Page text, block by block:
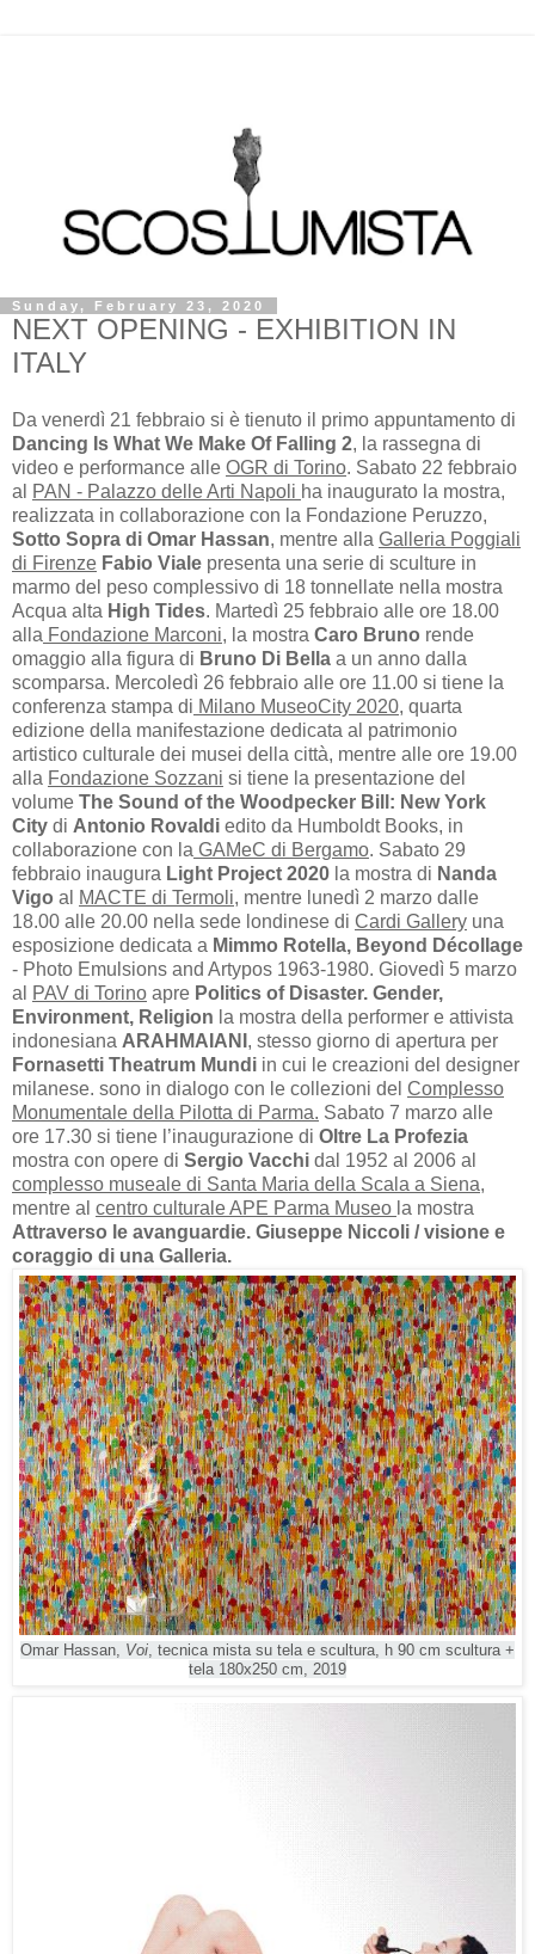
Sunday, February 23, 2020
NEXT OPENING - EXHIBITION IN
ITALY
Da venerdì 21 febbraio si è tienuto il primo appuntamento di
Dancing Is What We Make Of Falling 2, la rassegna di
video e performance alle OGR di Torino. Sabato 22 febbraio
al
PAN - Palazzo delle Arti Napoli ha inaugurato la mostra,
realizzata in collaborazione con la Fondazione Peruzzo,
Sotto Sopra di Omar Hassan, mentre alla Galleria Poggiali
di Firenze Fabio Viale presenta una serie di sculture in
marmo del peso complessivo di 18 tonnellate nella mostra
Acqua alta High Tides. Martedì 25 febbraio alle ore 18.00
alla Fondazione Marconi, la mostra Caro Bruno rende
omaggio alla figura di Bruno Di Bella a un anno dalla
scomparsa. Mercoledì 26 febbraio alle ore 11.00 si tiene la
conferenza stampa di Milano MuseoCity 2020, quarta
edizione della manifestazione dedicata al patrimonio
artistico culturale dei musei della città, mentre alle ore 19.00
alla Fondazione Sozzani si tiene la presentazione del
volume The Sound of the Woodpecker Bill: New York
City di Antonio Rovaldi edito da Humboldt Books, in
collaborazione con la GAMeC di Bergamo. Sabato 29
febbraio inaugura Light Project 2020 la mostra di Nanda
Vigo al MACTE di Termoli, mentre lunedì 2 marzo dalle
18.00 alle 20.00 nella sede londinese di Cardi Gallery una
esposizione dedicata a Mimmo Rotella, Beyond Décollage
- Photo Emulsions and Artypos 1963-1980. Giovedì 5 marzo
al
PAV di Torino apre Politics of Disaster. Gender,
Environment, Religion la mostra della performer e attivista
indonesiana ARAHMAIANI , stesso giorno di apertura per
Fornasetti Theatrum Mundi in cui le creazioni del designer
milanese. sono in dialogo con le collezioni del Complesso
Monumentale della Pilotta di Parma. Sabato 7 marzo alle
ore 17.30 si tiene l’inaugurazione di Oltre La Profezia
mostra con opere di Sergio Vacchi dal 1952 al 2006 al
complesso museale di Santa Maria della Scala a Siena,
mentre al centro culturale APE Parma Museo la mostra
Attraverso le avanguardie. Giuseppe Niccoli / visione e
coraggio di una Galleria.
Omar Hassan, Voi , tecnica mista su tela e scultura, h 90 cm scultura +
tela 180x250 cm, 2019